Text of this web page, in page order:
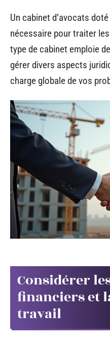
Un cabinet d’avocats
nécessaire pour traiter
type de cabinet emploie
gérer divers aspects
charge globale de vos
Considérer
financiers et
travail